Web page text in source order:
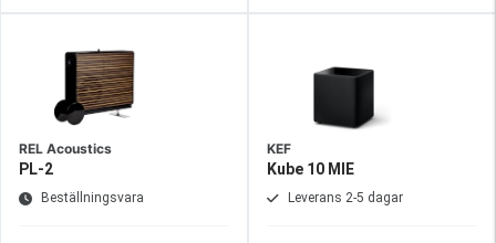
REL Acoustics
PL-2
Beställningsvara
KEF
Kube 10 MIE
Leverans 2-5 dagar